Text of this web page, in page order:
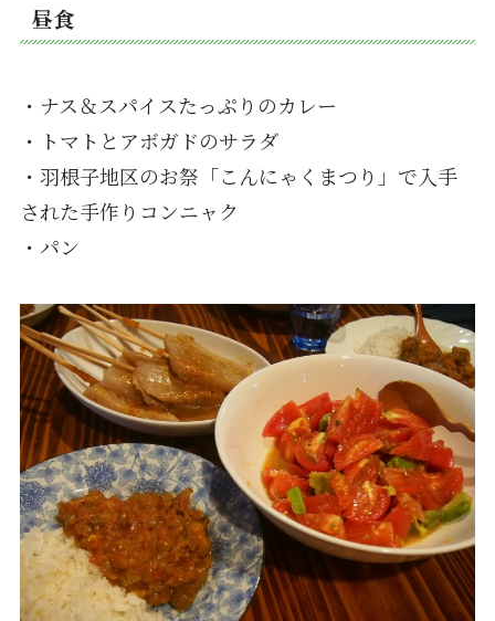
昼食
・ナス＆スパイスたっぷりのカレー
・トマトとアボガドのサラダ
・羽根子地区のお祭「こんにゃくまつり」で入手
された手作りコンニャク
・パン